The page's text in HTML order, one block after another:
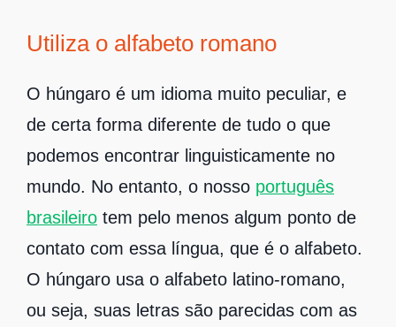
Utiliza o alfabeto romano
O húngaro é um idioma muito peculiar, e
de certa forma diferente de tudo o que
podemos encontrar linguisticamente no
mundo. No entanto, o nosso português
brasileiro tem pelo menos algum ponto de
contato com essa língua, que é o alfabeto.
O húngaro usa o alfabeto latino-romano,
ou seja, suas letras são parecidas com as